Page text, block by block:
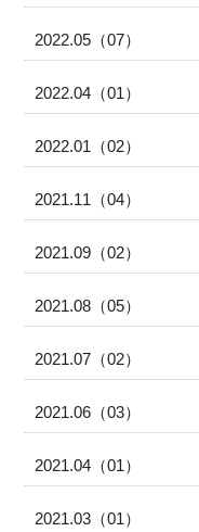
2022.05（07）
2022.04（01）
2022.01（02）
2021.11（04）
2021.09（02）
2021.08（05）
2021.07（02）
2021.06（03）
2021.04（01）
2021.03（01）